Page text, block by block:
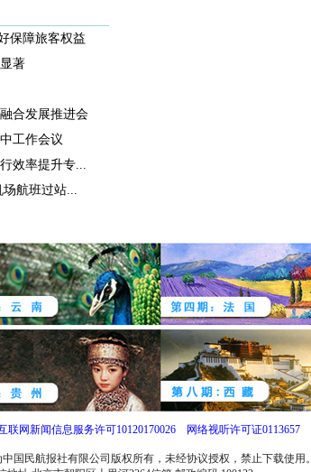
保障旅客权益
著
合发展推进会
工作会议
效率提升专...
场航班过站...
联网新闻信息服务许可10120170026 网络视听许可证0113657
国民航报社有限公司版权所有，未经协议授权，禁止下载使用。